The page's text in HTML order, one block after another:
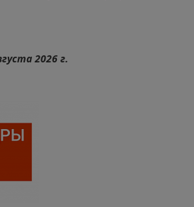
2026 г.